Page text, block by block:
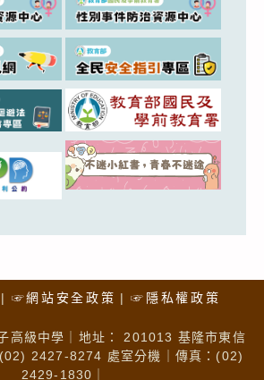
☞網站安全政策 ☞隱私權政策
高級中學｜地址： 201013 基隆市東信
2427-8274 處室分機｜傳真：(02)
2429-1830｜